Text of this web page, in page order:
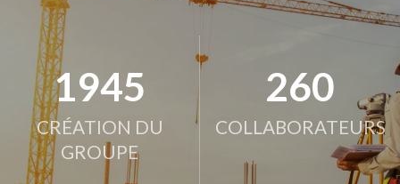
1945
CRÉATION DU
GROUPE
260
COLLABORATEURS